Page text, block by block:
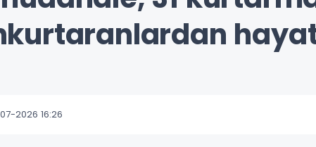
2026 16:26